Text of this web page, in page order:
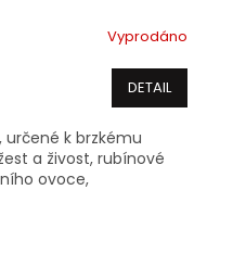
Vyprodáno
DETAIL
určené k brzkému
a živost, rubínové
ovoce,